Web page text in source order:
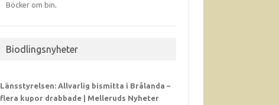
Böcker om bin.
Biodlingsnyheter
Länsstyrelsen: Allvarlig bismitta i Brålanda –
flera kupor drabbade | Melleruds Nyheter